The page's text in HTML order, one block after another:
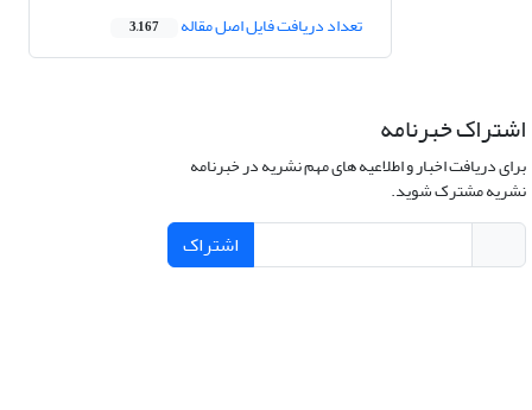
تعداد دریافت فایل اصل مقاله 3,167
اشتراک خبرنامه
برای دریافت اخبار و اطلاعیه های مهم نشریه در خبرنامه
نشریه مشترک شوید.
اشتراک